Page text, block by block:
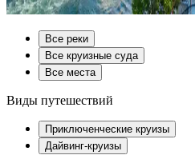
Все реки
Все круизные суда
Все места
Виды путешествий
Приключенческие круизы
Дайвинг-круизы